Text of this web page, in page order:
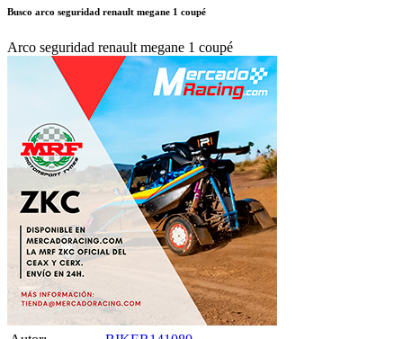
Busco arco seguridad renault megane 1 coupé
Arco seguridad renault megane 1 coupé